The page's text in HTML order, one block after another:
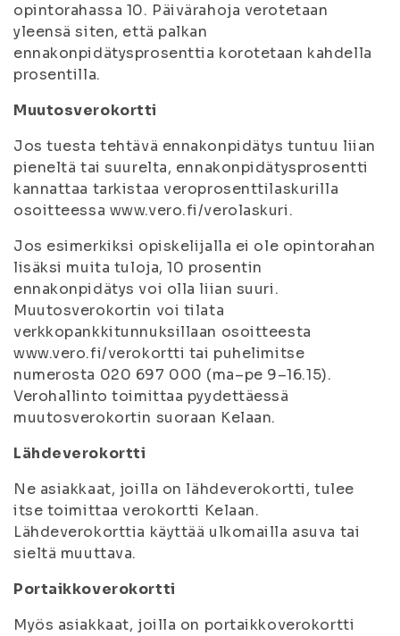
opintorahassa 10. Päivärahoja verotetaan
yleensä siten, että palkan
ennakonpidätysprosenttia korotetaan kahdella
prosentilla.
Muutosverokortti
Jos tuesta tehtävä ennakonpidätys tuntuu liian
pieneltä tai suurelta, ennakonpidätysprosentti
kannattaa tarkistaa veroprosenttilaskurilla
osoitteessa www.vero.fi/verolaskuri.
Jos esimerkiksi opiskelijalla ei ole opintorahan
lisäksi muita tuloja, 10 prosentin
ennakonpidätys voi olla liian suuri.
Muutosverokortin voi tilata
verkkopankkitunnuksillaan osoitteesta
www.vero.fi/verokortti tai puhelimitse
numerosta 020 697 000 (ma–pe 9–16.15).
Verohallinto toimittaa pyydettäessä
muutosverokortin suoraan Kelaan.
Lähdeverokortti
Ne asiakkaat, joilla on lähdeverokortti, tulee
itse toimittaa verokortti Kelaan.
Lähdeverokorttia käyttää ulkomailla asuva tai
sieltä muuttava.
Portaikkoverokortti
Myös asiakkaat, joilla on portaikkoverokortti